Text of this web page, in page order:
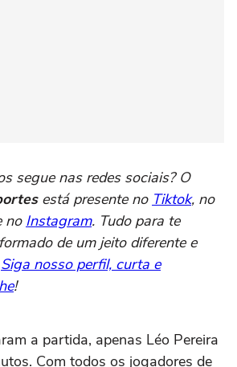
segue nas redes sociais? O
está presente no Tiktok, no
no Instagram. Tudo para te
de um jeito diferente e
Siga nosso perfil, curta e
!
a partida, apenas Léo Pereira
Com todos os jogadores de